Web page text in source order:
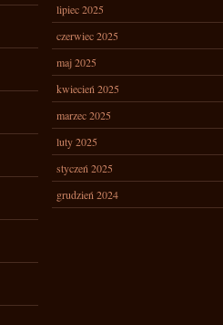
lipiec 2025
czerwiec 2025
maj 2025
kwiecień 2025
marzec 2025
luty 2025
styczeń 2025
grudzień 2024